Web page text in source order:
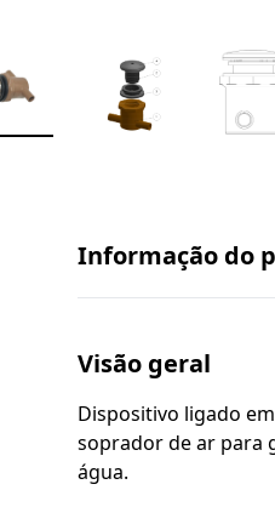
Informação do
Visão geral
Dispositivo ligado
soprador de ar para
água.